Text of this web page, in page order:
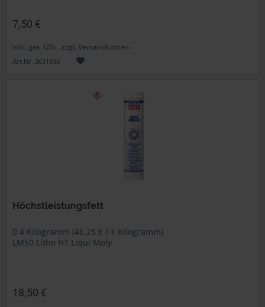
7,50 €
inkl. ges. USt., zzgl. Versandkosten
Art.Nr. 3631836
Höchstleistungsfett
0.4 Kilogramm (46,25 € / 1 Kilogramm)
LM50 Litho HT Liqui Moly
18,50 €